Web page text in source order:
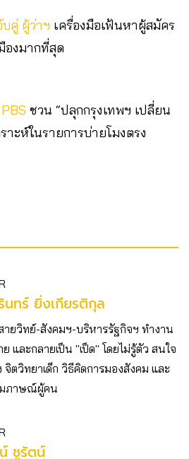
คู่ ผู้ว่าฯ เครื่องมือเฟ้นหาผู้สมัคร
องมากที่สุด
ชวน “ปลุกกรุงเทพฯ เปลี่ยน
าะห์ในรายการบ่ายโมงตรง
ทร์ ยิ่งเกียรติกุล
ายวิทย์-สังคมฯ-บริหารรัฐกิจฯ ทำงาน
ย และกลายเป็น "เป็ด" โดยไม่รู้ตัว สนใจ
จิตวิทยาเด็ก วิธีคิดการมองสังคม และ
มภาษณ์ผู้คน
ชูรัตน์